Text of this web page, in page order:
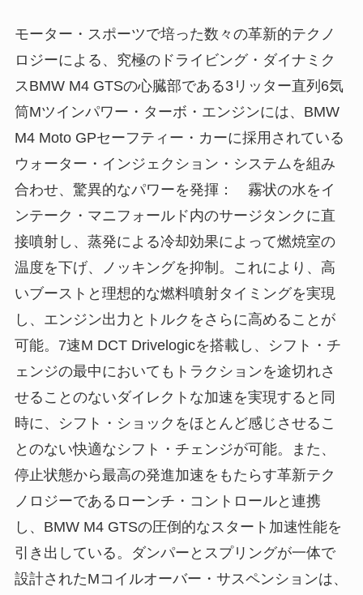
モーター・スポーツで培った数々の革新的テクノ
ロジーによる、究極のドライビング・ダイナミク
スBMW M4 GTSの心臓部である3リッター直列6気
筒Mツインパワー・ターボ・エンジンには、BMW
M4 Moto GPセーフティー・カーに採用されている
ウォーター・インジェクション・システムを組み
合わせ、驚異的なパワーを発揮： 霧状の水をイ
ンテーク・マニフォールド内のサージタンクに直
接噴射し、蒸発による冷却効果によって燃焼室の
温度を下げ、ノッキングを抑制。これにより、高
いブーストと理想的な燃料噴射タイミングを実現
し、エンジン出力とトルクをさらに高めることが
可能。7速M DCT Drivelogicを搭載し、シフト・チ
ェンジの最中においてもトラクションを途切れさ
せることのないダイレクトな加速を実現すると同
時に、シフト・ショックをほとんど感じさせるこ
とのない快適なシフト・チェンジが可能。また、
停止状態から最高の発進加速をもたらす革新テク
ノロジーであるローンチ・コントロールと連携
し、BMW M4 GTSの圧倒的なスタート加速性能を
引き出している。ダンパーとスプリングが一体で
設計されたMコイルオーバー・サスペンションは、